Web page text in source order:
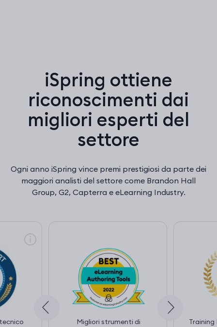
iSpring ottiene
riconoscimenti dai
migliori esperti del
settore
Ogni anno iSpring vince premi prestigiosi da parte dei
maggiori analisti del settore come Brandon Hall
Group, G2, Capterra e eLearning Industry.
Migliori strumenti di